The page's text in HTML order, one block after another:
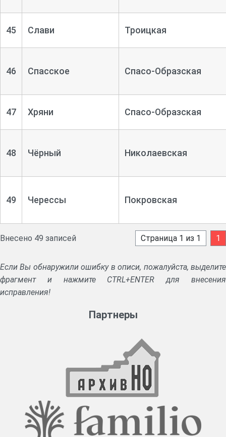
45 Слави Троицкая
46 Спасское Спасо-Образская
47 Хряни Спасо-Образская
48 Чёрный Николаевская
49 Черессы Покровская
Внесено 49 записей Страница 1 из 1 1
Если Вы обнаружили ошибку в описи, пожалуйста, выделите
фрагмент и нажмите CTRL+ENTER для внесения
исправления!
Партнеры